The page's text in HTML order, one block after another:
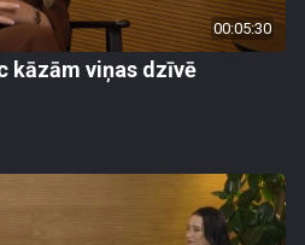
00:05:30
kāzām viņas dzīvē